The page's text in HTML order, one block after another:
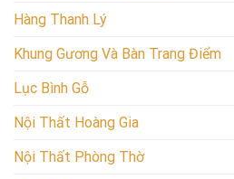
Hàng Thanh Lý
Khung Gương Và Bàn Trang Điểm
Lục Bình Gỗ
Nội Thất Hoàng Gia
Nội Thất Phòng Thờ